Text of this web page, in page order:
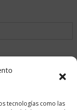
tecnologías como las